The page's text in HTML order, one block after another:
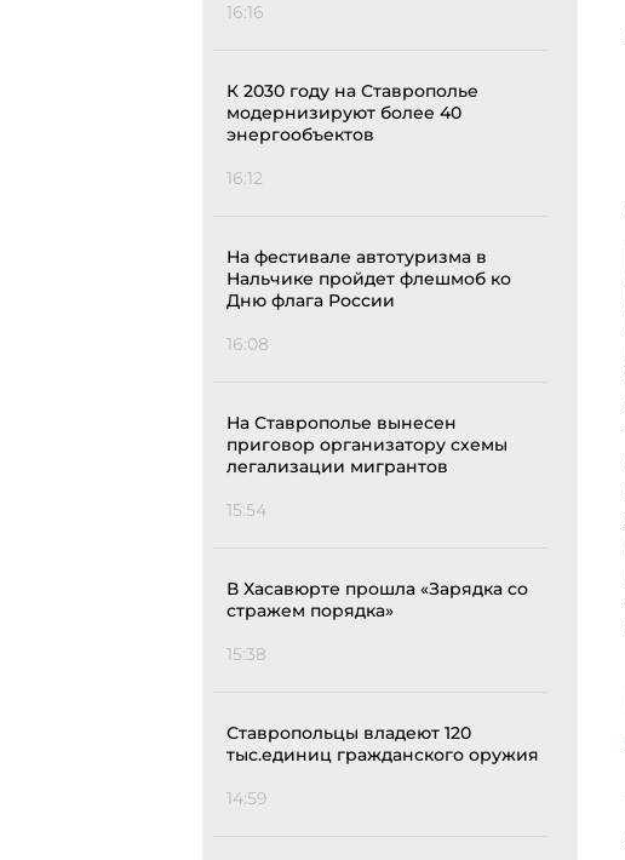
16:16
К 2030 году на Ставрополье
модернизируют более 40
энергообъектов
16:12
На фестивале автотуризма в
Нальчике пройдет флешмоб ко
Дню флага России
16:08
На Ставрополье вынесен
приговор организатору схемы
легализации мигрантов
15:54
В Хасавюрте прошла «Зарядка со
стражем порядка»
15:38
Ставропольцы владеют 120
тыс.единиц гражданского оружия
14:59